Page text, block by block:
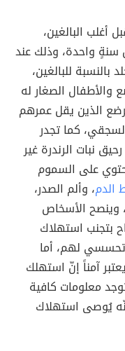
أغلب البالغين،
سنةٍ واحدة، وذلك عند
للبالغين،
والأطفال الصغار له
الذين يقل عمرهم
السجقي، كما تجدر
نبات الرندرة غير
على السموم
، وألم الصدر،
وينصح الأسخاص
بتجنب استهلاك
لهم، أما
آمناً إنّ استهلك
معلومات كافية
يُوصى استهلاك